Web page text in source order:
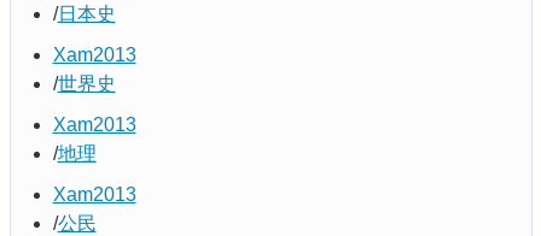
日本史
Xam2013
世界史
Xam2013
地理
Xam2013
公民